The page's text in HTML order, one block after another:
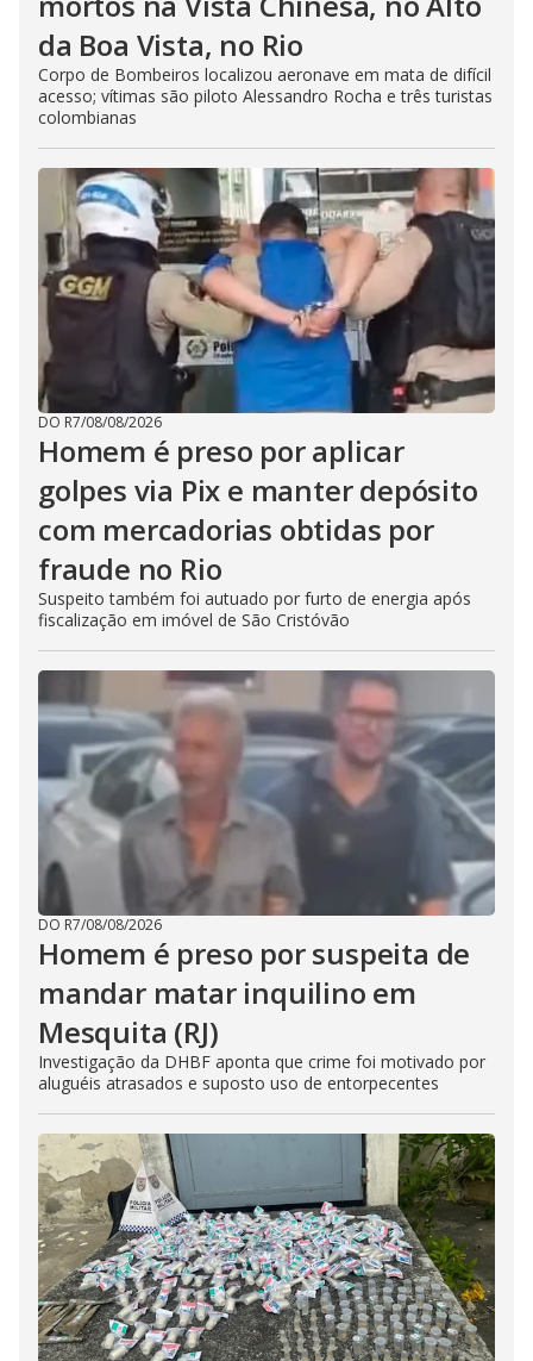
da Boa Vista, no Rio
Corpo de Bombeiros localizou aeronave em mata de difícil
acesso; vítimas são piloto Alessandro Rocha e três turistas
colombianas
DO R7/08/08/2026
Homem é preso por aplicar
golpes via Pix e manter depósito
com mercadorias obtidas por
fraude no Rio
Suspeito também foi autuado por furto de energia após
fiscalização em imóvel de São Cristóvão
DO R7/08/08/2026
Homem é preso por suspeita de
mandar matar inquilino em
Mesquita (RJ)
Investigação da DHBF aponta que crime foi motivado por
aluguéis atrasados e suposto uso de entorpecentes